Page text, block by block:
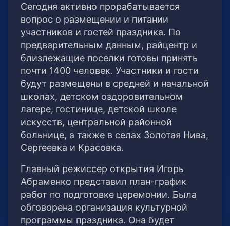
Сегодня активно прорабатывается
вопрос о размещении и питании
участников и гостей праздника. По
предварительным данным, райцентр и
близлежащие поселки готовы принять
почти 1400 человек. Участники и гости
будут размещены в средней и начальной
школах, детском оздоровительном
лагере, гостинице, детской школе
искусств, центральной районной
больнице, а также в селах Золотая Нива,
Сергеевка и Красовка.
Главный режиссер открытия Игорь
Абраменко представил план-график
работ по подготовке церемонии. Была
обговорена организация культурной
программы праздника. Она будет